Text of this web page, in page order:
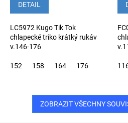
DETAIL
LC5972 Kugo Tik Tok
chlapecké triko krátký rukáv
v.146-176
152 158 164 176
ZOBRAZIT VŠECHNY